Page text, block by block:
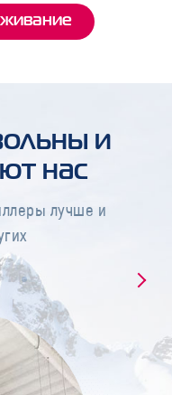
и
нас
лучше и